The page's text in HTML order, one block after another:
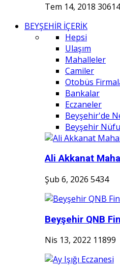
Tem 14, 2018 30614
BEYŞEHİR İÇERİK
Hepsi
Ulaşım
Mahalleler
Camiler
Otobüs
Bankalar
Eczaneler
Beyşehir'de
Beyşehir
Ali Akkanat
Şub 6, 2026 5434
Beyşehir QNB
Nis 13, 2022 11899